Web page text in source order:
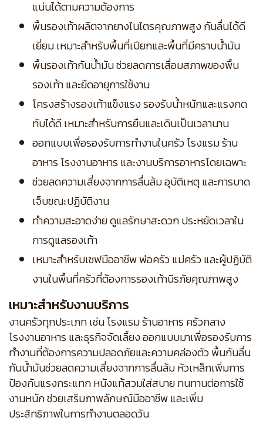
แน่นได้ตามความต้องการ
พื้นรองเท้าผลิตจากยางไนไตรคุณภาพสูง กันลื่นได้ดี
เยี่ยม เหมาะสำหรับพื้นที่เปียกและพื้นที่มีคราบน้ำมัน
พื้นรองเท้ากันน้ำมัน ช่วยลดการเสื่อมสภาพของพื้น
รองเท้า และยืดอายุการใช้งาน
โครงสร้างรองเท้าแข็งแรง รองรับน้ำหนักและแรงกด
ทับได้ดี เหมาะสำหรับการยืนและเดินเป็นเวลานาน
ออกแบบเพื่อรองรับการทำงานในครัว โรงแรม ร้าน
อาหาร โรงงานอาหาร และงานบริการอาหารโดยเฉพาะ
ช่วยลดความเสี่ยงจากการลื่นล้ม อุบัติเหตุ และการบาด
เจ็บขณะปฏิบัติงาน
ทำความสะอาดง่าย ดูแลรักษาสะดวก ประหยัดเวลาใน
การดูแลรองเท้า
เหมาะสำหรับเชฟมืออาชีพ พ่อครัว แม่ครัว และผู้ปฏิบัติ
งานในพื้นที่ครัวที่ต้องการรองเท้านิรภัยคุณภาพสูง
เหมาะสำหรับงานบริการ
งานครัวทุกประเภท เช่น โรงแรม ร้านอาหาร ครัวกลาง
โรงงานอาหาร และธุรกิจจัดเลี้ยง ออกแบบมาเพื่อรองรับการ
ทำงานที่ต้องการความปลอดภัยและความคล่องตัว พื้นกันลื่น
กันน้ำมันช่วยลดความเสี่ยงจากการลื่นล้ม หัวเหล็กเพิ่มการ
ป้องกันแรงกระแทก หนังแท้สวมใส่สบาย ทนทานต่อการใช้
งานหนัก ช่วยเสริมภาพลักษณ์มืออาชีพ และเพิ่ม
ประสิทธิภาพในการทำงานตลอดวัน